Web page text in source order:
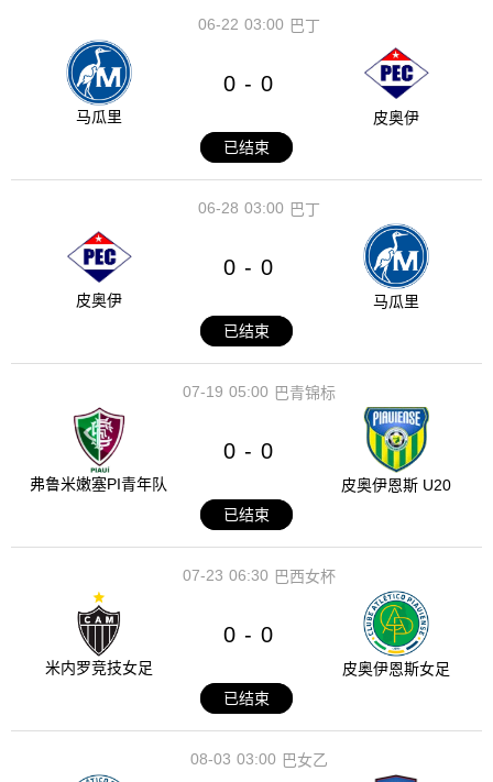
03:00
06-22 巴丁
马瓜里
0 - 0
皮奥伊
已结束
03:00
06-28 巴丁
皮奥伊
0 - 0
马瓜里
已结束
05:00
07-19 巴青锦标
弗鲁米嫩塞PI青年队
0 - 0
皮奥伊恩斯 U20
已结束
06:30
07-23 巴西女杯
米内罗竞技女足
0 - 0
皮奥伊恩斯女足
已结束
03:00
08-03 巴女乙